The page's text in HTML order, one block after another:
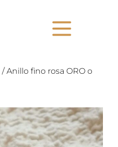
/ Anillo fino rosa ORO o